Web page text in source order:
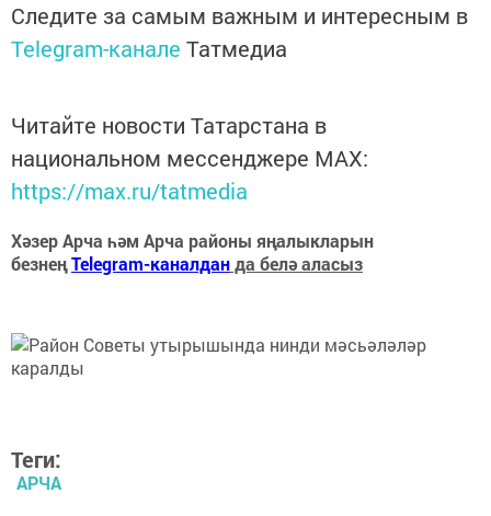
Следите за самым важным и интересным в
Telegram-канале Татмедиа
Читайте новости Татарстана в
национальном мессенджере MАХ:
https://max.ru/tatmedia
Хәзер Арча һәм Арча районы яңалыкларын
безнеңTelegram-каналданда белә аласыз
Теги:
АРЧА